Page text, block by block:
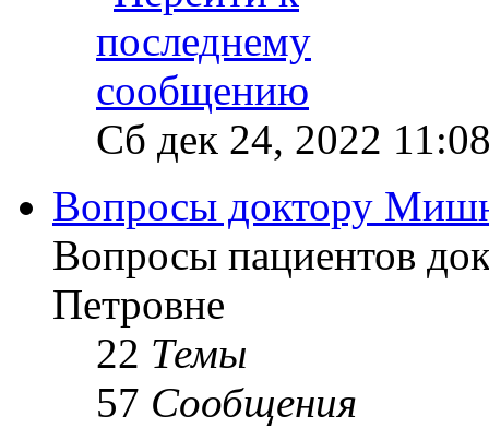
Сб дек 24, 2022
Вопросы доктору
Вопросы пациентов
Петровне
22 Темы
57 Сообщения